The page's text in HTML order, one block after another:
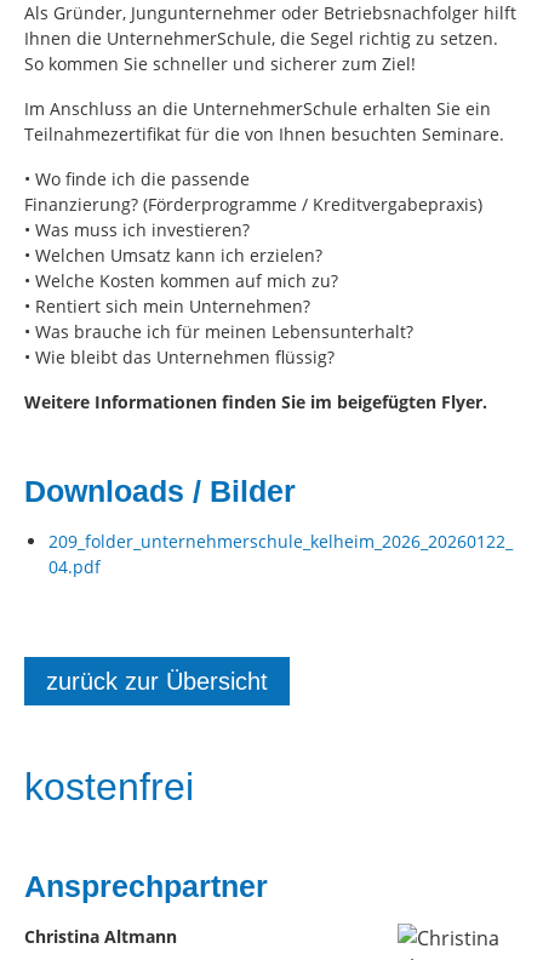
Als Gründer, Jungunternehmer oder Betriebsnachfolger hilft
Ihnen die UnternehmerSchule, die Segel richtig zu setzen.
So kommen Sie schneller und sicherer zum Ziel!
Im Anschluss an die UnternehmerSchule erhalten Sie ein
Teilnahmezertifikat für die von Ihnen besuchten Seminare.
• Wo finde ich die passende
Finanzierung? (Förderprogramme / Kreditvergabepraxis)
• Was muss ich investieren?
• Welchen Umsatz kann ich erzielen?
• Welche Kosten kommen auf mich zu?
• Rentiert sich mein Unternehmen?
• Was brauche ich für meinen Lebensunterhalt?
• Wie bleibt das Unternehmen flüssig?
Weitere Informationen finden Sie im beigefügten Flyer.
Downloads / Bilder
209_folder_unternehmerschule_kelheim_2026_20260122_
04.pdf
zurück zur Übersicht
kostenfrei
Ansprechpartner
Christina Altmann